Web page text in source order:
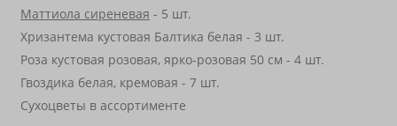
Маттиола сиреневая - 5 шт.
Хризантема кустовая Балтика белая - 3 шт.
Роза кустовая розовая, ярко-розовая 50 см - 4 шт.
Гвоздика белая, кремовая - 7 шт.
Сухоцветы в ассортименте